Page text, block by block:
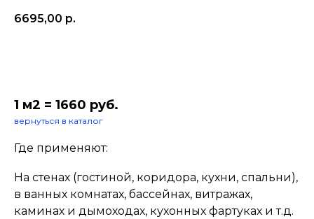
6695,00 р.
1 м2 = 1660 руб.
вернуться в каталог
Где применяют:
На стенах (гостиной, коридора, кухни, спальни),
в ванных комнатах, бассейнах, витражах,
каминах и дымоходах, кухонных фартуках и т.д.